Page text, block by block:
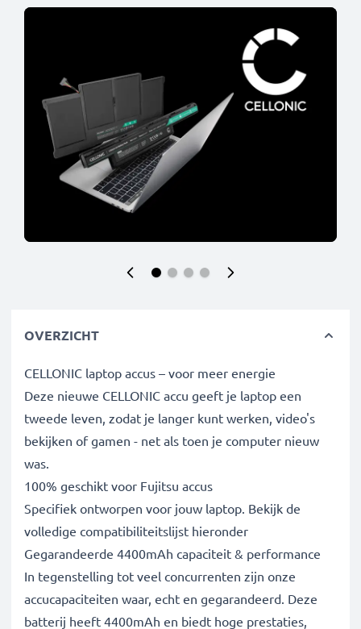
OVERZICHT
CELLONIC laptop accus – voor meer energie
Deze nieuwe CELLONIC accu geeft je laptop een
tweede leven, zodat je langer kunt werken, video's
bekijken of gamen - net als toen je computer nieuw
was.
100% geschikt voor Fujitsu accus
Specifiek ontworpen voor jouw laptop. Bekijk de
volledige compatibiliteitslijst hieronder
Gegarandeerde 4400mAh capaciteit & performance
In tegenstelling tot veel concurrenten zijn onze
accucapaciteiten waar, echt en gegarandeerd. Deze
batterij heeft 4400mAh en biedt hoge prestaties,